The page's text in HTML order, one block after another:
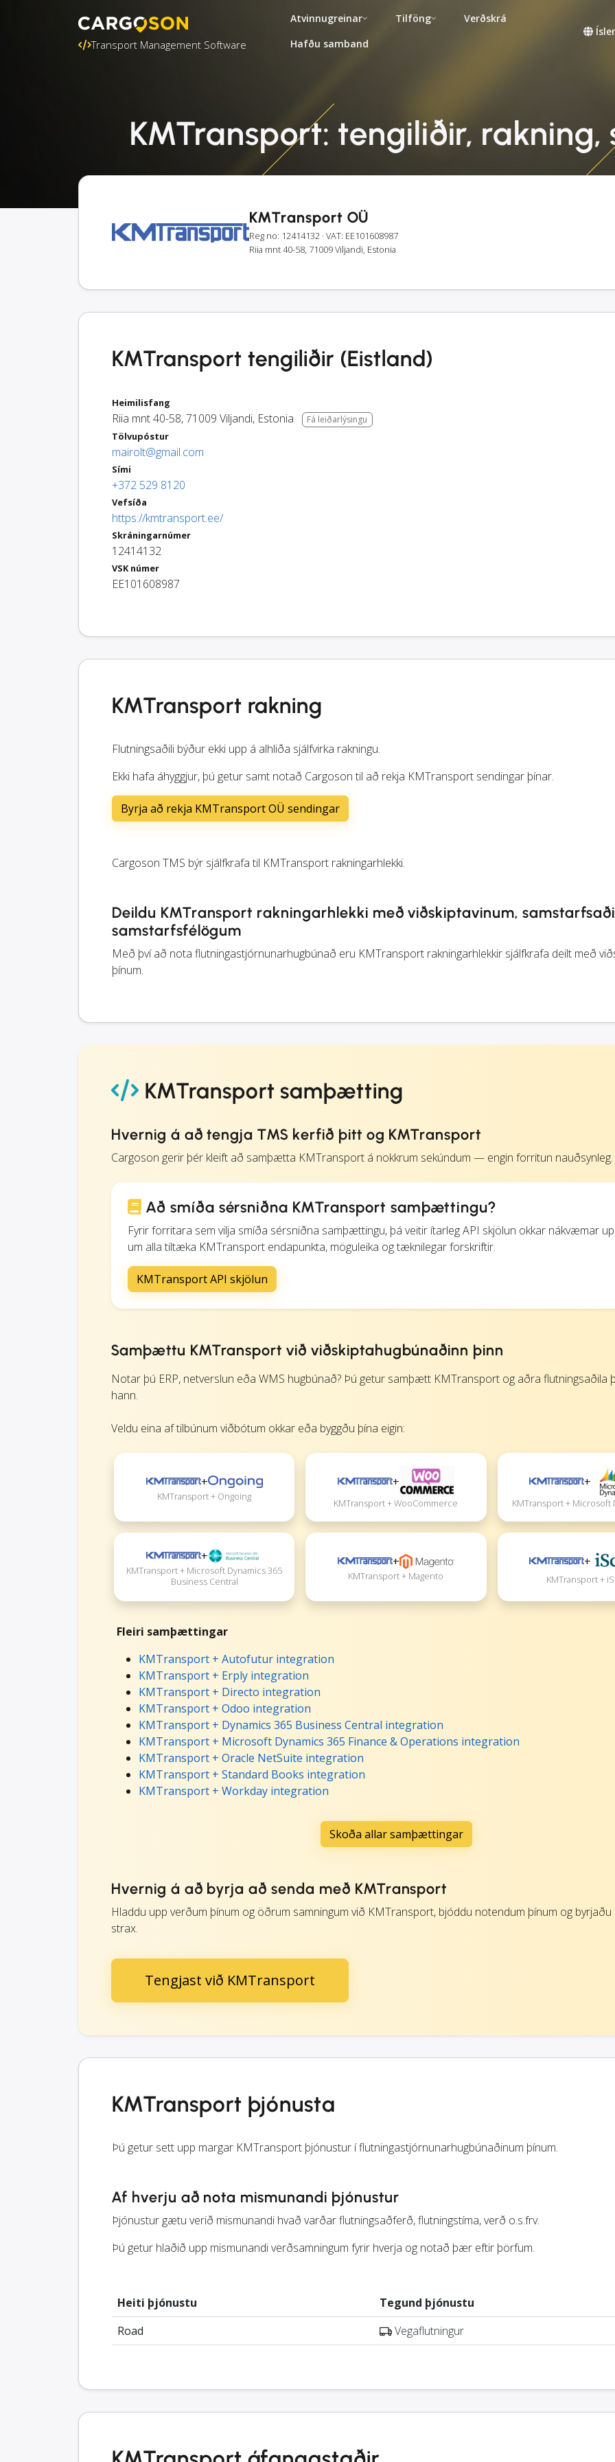
Transport Management Software
Atvinnugreinar Tilföng
Verðskrá
Hafðu samband
KMTransport: tengiliðir,
KMTransport OÜ
Reg no: 12414132 · VAT: EE101608987
Riia mnt 40-58, 71009 Viljandi, Estonia
KMTransport tengiliðir (Eistland)
Heimilisfang
Riia mnt 40-58,71009 Viljandi, Estonia Fá leiðarlýsingu
Tölvupóstur
mairolt@gmail.com
Sími
+372 529 8120
Vefsíða
https://kmtransport.ee/
Skráningarnúmer
12414132
VSK númer
EE101608987
KMTransport rakning
Flutningsaðili býður ekki upp á alhliða sjálfvirka rakningu.
Ekki hafa áhyggjur, þú getur samt notað Cargoson til að rekja KMTransport sendingar þínar.
Byrja að rekja KMTransport OÜ sendingar
Cargoson TMS býr sjálfkrafa til KMTransport rakningarhlekki.
Deildu KMTransport rakningarhlekki með viðskiptavinum,
samstarfsfélögum
Með því að nota flutningastjórnunarhugbúnað eru KMTransport rakningarhlekkir sjálfkrafa deilt með
þínum.
KMTransport samþætting
Hvernig á að tengja TMS kerfið þitt og KMTransport
Cargoson gerir þér kleift að samþætta KMTransport á nokkrum sekúndum — engin forritun nauðsynleg.
Að smíða sérsniðna KMTransport samþættingu?
Fyrir forritara sem vilja smíða sérsniðna samþættingu, þá veitir ítarleg API skjölun okkar nákvæmar
um alla tiltæka KMTransport endapunkta, möguleika og tæknilegar forskriftir.
KMTransport API skjölun
Samþættu KMTransport við viðskiptahugbúnaðinn þinn
Notar þú ERP, netverslun eða WMS hugbúnað? Þú getur samþætt KMTransport og aðra flutningsaðila
hann.
Veldu eina af tilbúnum viðbótum okkar eða byggðu þína eigin:
+
KMTransport + Ongoing
+
KMTransport + WooCommerce
+
KMTransport + Microsoft
+
KMTransport + Microsoft Dynamics 365
Business Central
+
KMTransport + Magento
+
KMTransport +
Fleiri samþættingar
KMTransport + Autofutur integration
KMTransport + Erply integration
KMTransport + Directo integration
KMTransport + Odoo integration
KMTransport + Dynamics 365 Business Central integration
KMTransport + Microsoft Dynamics 365 Finance & Operations integration
KMTransport + Oracle NetSuite integration
KMTransport + Standard Books integration
KMTransport + Workday integration
Skoða allar samþættingar
Hvernig á að byrja að senda með KMTransport
Hladdu upp verðum þínum og öðrum samningum við KMTransport, bjóddu notendum þínum og
strax.
Tengjast við KMTransport
KMTransport þjónusta
Þú getur sett upp margar KMTransport þjónustur í flutningastjórnunarhugbúnaðinum þínum.
Af hverju að nota mismunandi þjónustur
Þjónustur gætu verið mismunandi hvað varðar flutningsaðferð, flutningstíma, verð o.s.frv.
Þú getur hlaðið upp mismunandi verðsamningum fyrir hverja og notað þær eftir þörfum.
Heiti þjónustu
Tegund þjónustu
Road
Vegaflutningur